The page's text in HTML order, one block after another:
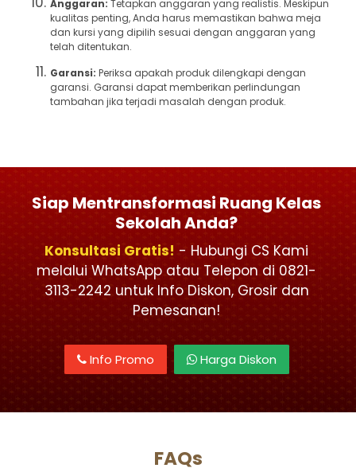
Anggaran: Tetapkan anggaran yang realistis. Meskipun
kualitas penting, Anda harus memastikan bahwa meja
dan kursi yang dipilih sesuai dengan anggaran yang
telah ditentukan.
Garansi: Periksa apakah produk dilengkapi dengan
garansi. Garansi dapat memberikan perlindungan
tambahan jika terjadi masalah dengan produk.
Siap Mentransformasi Ruang Kelas
Sekolah Anda?
Konsultasi Gratis! - Hubungi CS Kami
melalui WhatsApp atau Telepon di 0821-
3113-2242 untuk Info Diskon, Grosir dan
Pemesanan!
Info Promo Harga Diskon
FAQs